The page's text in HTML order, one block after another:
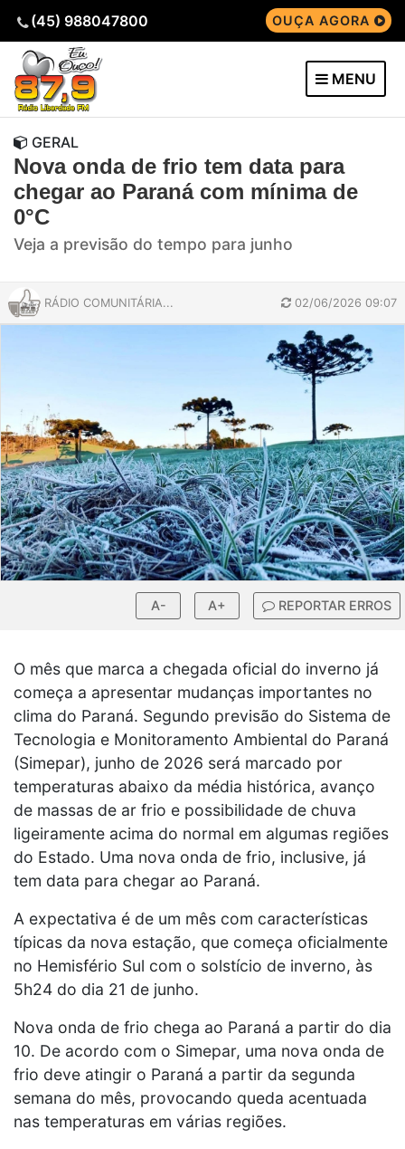
(45) 988047800 OUÇA AGORA
MENU
GERAL
Nova onda de frio tem data para
chegar ao Paraná com mínima de
0°C
Veja a previsão do tempo para junho
RÁDIO COMUNITÁRIA... 02/06/2026 09:07
A- A+ REPORTAR ERROS
O mês que marca a chegada oficial do inverno já
começa a apresentar mudanças importantes no
clima do Paraná. Segundo previsão do Sistema de
Tecnologia e Monitoramento Ambiental do Paraná
(Simepar), junho de 2026 será marcado por
temperaturas abaixo da média histórica, avanço
de massas de ar frio e possibilidade de chuva
ligeiramente acima do normal em algumas regiões
do Estado. Uma nova onda de frio, inclusive, já
tem data para chegar ao Paraná.
A expectativa é de um mês com características
típicas da nova estação, que começa oficialmente
no Hemisfério Sul com o solstício de inverno, às
5h24 do dia 21 de junho.
Nova onda de frio chega ao Paraná a partir do dia
10. De acordo com o Simepar, uma nova onda de
frio deve atingir o Paraná a partir da segunda
semana do mês, provocando queda acentuada
nas temperaturas em várias regiões.